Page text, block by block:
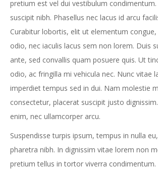
pretium est vel dui vestibulum condimentum.
suscipit nibh. Phasellus nec lacus id arcu
Curabitur lobortis, elit ut elementum
odio, nec iaculis lacus sem non lorem. Duis
ante, sed convallis quam posuere quis. Ut
odio, ac fringilla mi vehicula nec. Nunc vitae
imperdiet tempus sed in dui. Nam molestie
consectetur, placerat suscipit justo
enim, nec ullamcorper arcu.
Suspendisse turpis ipsum, tempus in nulla
pharetra nibh. In dignissim vitae lorem non
pretium tellus in tortor viverra condimentum.